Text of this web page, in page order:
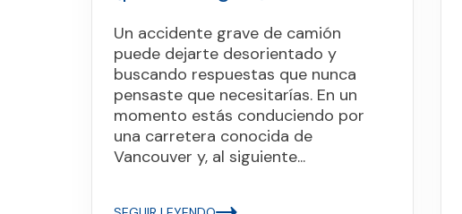
Un accidente grave de camión
puede dejarte desorientado y
buscando respuestas que nunca
pensaste que necesitarías. En un
momento estás conduciendo por
una carretera conocida de
Vancouver y, al siguiente...